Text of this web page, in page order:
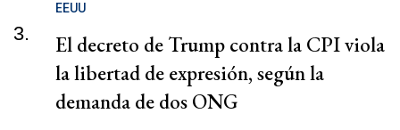
3.
EEUU
El decreto de Trump contra la CPI viola
la libertad de expresión, según la
demanda de dos ONG